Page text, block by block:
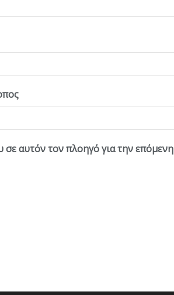
αυτόν τον πλοηγό για την επόμενη